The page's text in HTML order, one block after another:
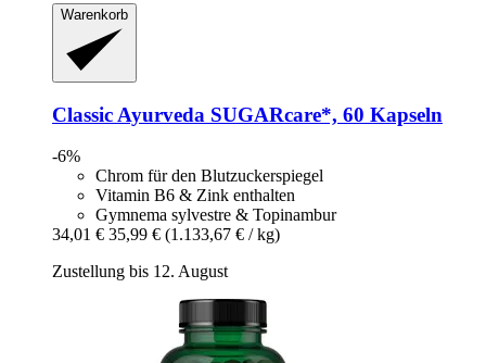
Warenkorb
Classic Ayurveda SUGARcare*, 60 Kapseln
-6%
Chrom für den Blutzuckerspiegel
Vitamin B6 & Zink enthalten
Gymnema sylvestre & Topinambur
34,01 € 35,99 € (1.133,67 € / kg)
Zustellung bis 12. August